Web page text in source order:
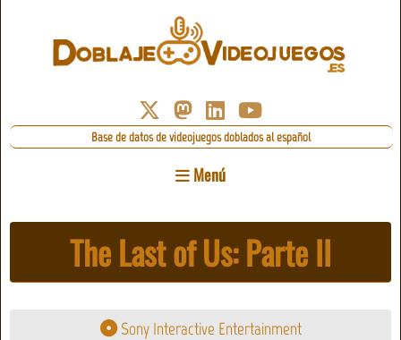
Base de datos de videojuegos doblados al español
Menú
The Last of Us: Parte II
Sony Interactive Entertainment